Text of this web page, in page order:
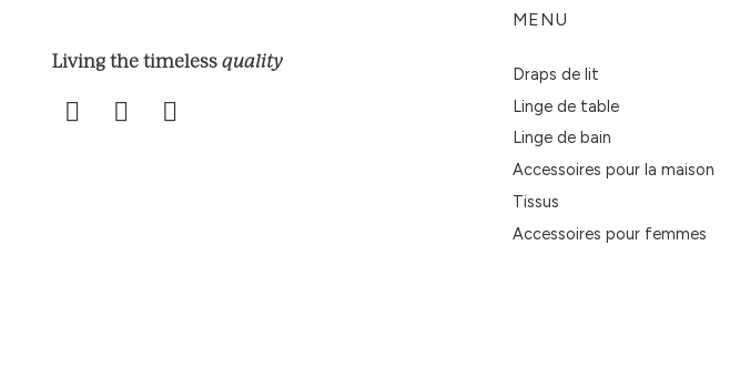
Living the timeless quality
MENU
Draps de lit
Linge de table
Linge de bain
Accessoires pour la maison
Tissus
Accessoires pour femmes